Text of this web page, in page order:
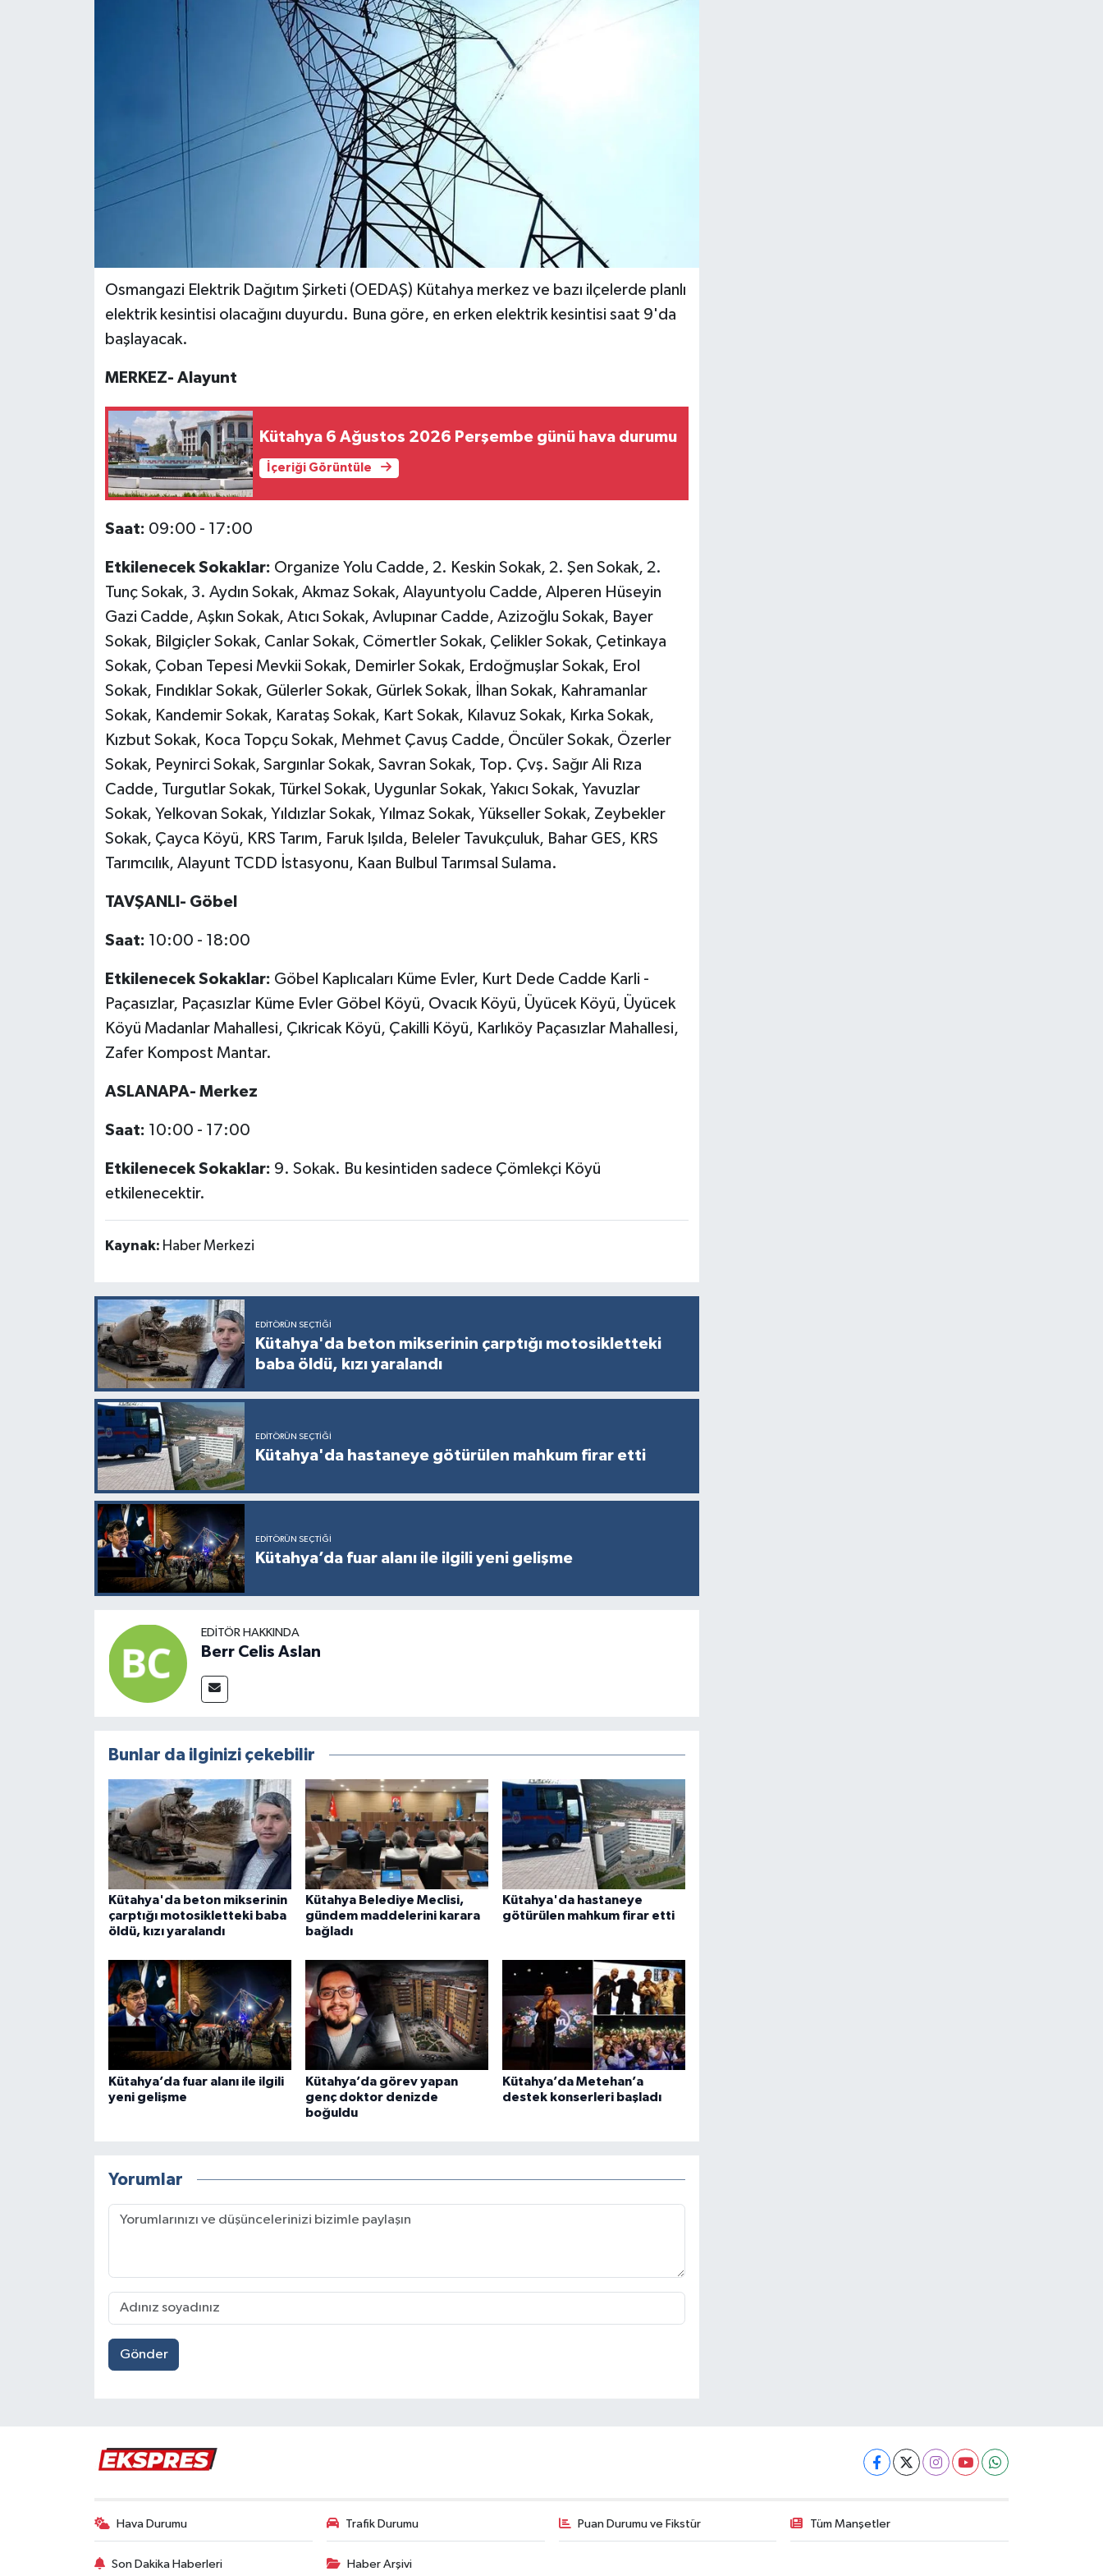
Osmangazi Elektrik Dağıtım Şirketi (OEDAŞ) Kütahya merkez ve bazı ilçelerde planlı
elektrik kesintisi olacağını duyurdu. Buna göre, en erken elektrik kesintisi saat 9'da
başlayacak.
MERKEZ- Alayunt
Kütahya 6 Ağustos 2026 Perşembe günü hava durumu
İçeriği Görüntüle
Saat: 09:00 - 17:00
Etkilenecek Sokaklar: Organize Yolu Cadde, 2. Keskin Sokak, 2. Şen Sokak, 2.
Tunç Sokak, 3. Aydın Sokak, Akmaz Sokak, Alayuntyolu Cadde, Alperen Hüseyin
Gazi Cadde, Aşkın Sokak, Atıcı Sokak, Avlupınar Cadde, Azizoğlu Sokak, Bayer
Sokak, Bilgiçler Sokak, Canlar Sokak, Cömertler Sokak, Çelikler Sokak, Çetinkaya
Sokak, Çoban Tepesi Mevkii Sokak, Demirler Sokak, Erdoğmuşlar Sokak, Erol
Sokak, Fındıklar Sokak, Gülerler Sokak, Gürlek Sokak, İlhan Sokak, Kahramanlar
Sokak, Kandemir Sokak, Karataş Sokak, Kart Sokak, Kılavuz Sokak, Kırka Sokak,
Kızbut Sokak, Koca Topçu Sokak, Mehmet Çavuş Cadde, Öncüler Sokak, Özerler
Sokak, Peynirci Sokak, Sargınlar Sokak, Savran Sokak, Top. Çvş. Sağır Ali Rıza
Cadde, Turgutlar Sokak, Türkel Sokak, Uygunlar Sokak, Yakıcı Sokak, Yavuzlar
Sokak, Yelkovan Sokak, Yıldızlar Sokak, Yılmaz Sokak, Yükseller Sokak, Zeybekler
Sokak, Çayca Köyü, KRS Tarım, Faruk Işılda, Beleler Tavukçuluk, Bahar GES, KRS
Tarımcılık, Alayunt TCDD İstasyonu, Kaan Bulbul Tarımsal Sulama.
TAVŞANLI- Göbel
Saat: 10:00 - 18:00
Etkilenecek Sokaklar: Göbel Kaplıcaları Küme Evler, Kurt Dede Cadde Karli -
Paçasızlar, Paçasızlar Küme Evler Göbel Köyü, Ovacık Köyü, Üyücek Köyü, Üyücek
Köyü Madanlar Mahallesi, Çıkricak Köyü, Çakilli Köyü, Karlıköy Paçasızlar Mahallesi,
Zafer Kompost Mantar.
ASLANAPA- Merkez
Saat: 10:00 - 17:00
Etkilenecek Sokaklar: 9. Sokak. Bu kesintiden sadece Çömlekçi Köyü
etkilenecektir.
Kaynak: Haber Merkezi
EDITÖRÜN SEÇTIĞI
Kütahya'da beton mikserinin çarptığı motosikletteki
baba öldü, kızı yaralandı
EDITÖRÜN SEÇTIĞI
Kütahya'da hastaneye götürülen mahkum firar etti
EDITÖRÜN SEÇTIĞI
Kütahya’da fuar alanı ile ilgili yeni gelişme
EDITÖR HAKKINDA
Berr Celis Aslan
Bunlar da ilginizi çekebilir
Kütahya'da beton mikserinin
çarptığı motosikletteki baba
öldü, kızı yaralandı
Kütahya Belediye Meclisi,
gündem maddelerini karara
bağladı
Kütahya'da hastaneye
götürülen mahkum firar etti
Kütahya’da fuar alanı ile ilgili
yeni gelişme
Kütahya’da görev yapan
genç doktor denizde
boğuldu
Kütahya’da Metehan’a
destek konserleri başladı
Yorumlar
Gönder
Hava Durumu Trafik Durumu Puan Durumu ve Fikstür Tüm Manşetler
Son Dakika Haberleri Haber Arşivi
Köşe Yazıları
Kültür Sanat
Otomobil
Resmi İlan
Rüya Tabirleri
Video Galeri
Yemek Tarifleri